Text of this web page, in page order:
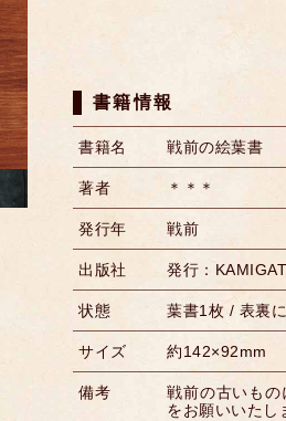
書籍情報
書籍名 戦前の絵葉書
著者 ＊＊＊
発行年 戦前
出版社 発行：
状態 葉書1枚 / 表裏
サイズ 約142×92mm
備考
戦前の古いも
をお願いいたし